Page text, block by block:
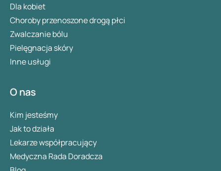
Dla kobiet
Choroby przenoszone drogą płci
Zwalczanie bólu
Pielęgnacja skóry
Inne usługi
O nas
Kim jesteśmy
Jak to działa
Lekarze współpracujący
Medyczna Rada Doradcza